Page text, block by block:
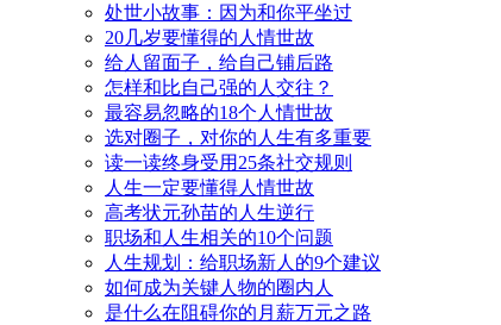
处世小故事：因为和你平坐过
20几岁要懂得的人情世故
给人留面子，给自己铺后路
怎样和比自己强的人交往？
最容易忽略的18个人情世故
选对圈子，对你的人生有多重要
读一读终身受用25条社交规则
人生一定要懂得人情世故
高考状元孙苗的人生逆行
职场和人生相关的10个问题
人生规划：给职场新人的9个建议
如何成为关键人物的圈内人
是什么在阻碍你的月薪万元之路